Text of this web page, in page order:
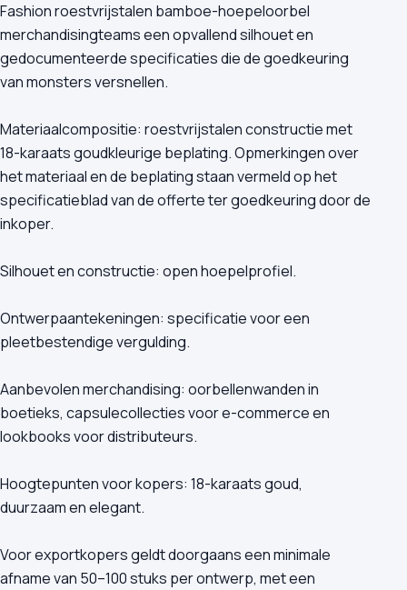
Fashion roestvrijstalen bamboe-hoepeloorbel
merchandisingteams een opvallend silhouet en
gedocumenteerde specificaties die de goedkeuring
van monsters versnellen.
Materiaalcompositie: roestvrijstalen constructie met
18-karaats goudkleurige beplating. Opmerkingen over
het materiaal en de beplating staan vermeld op het
specificatieblad van de offerte ter goedkeuring door de
inkoper.
Silhouet en constructie: open hoepelprofiel.
Ontwerpaantekeningen: specificatie voor een
pleetbestendige vergulding.
Aanbevolen merchandising: oorbellenwanden in
boetieks, capsulecollecties voor e-commerce en
lookbooks voor distributeurs.
Hoogtepunten voor kopers: 18-karaats goud,
duurzaam en elegant.
Voor exportkopers geldt doorgaans een minimale
afname van 50–100 stuks per ontwerp, met een